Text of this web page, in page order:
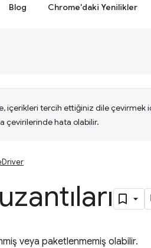
Blog Chrome'daki Yenilikler
içerikleri tercih ettiğiniz dile çevirmek
çevirilerinde hata olabilir.
veya paketlenmemiş olabilir.